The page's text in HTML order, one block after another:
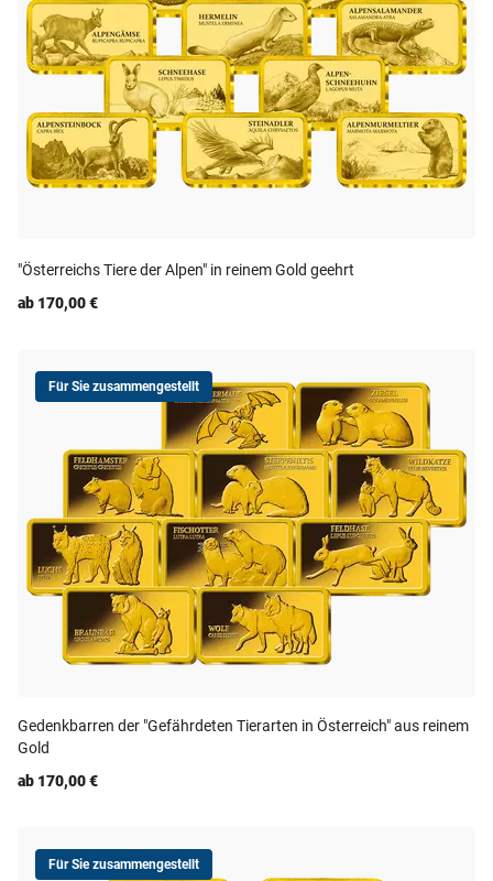
"Österreichs Tiere der Alpen" in reinem Gold geehrt
ab 170,00 €
Für Sie zusammengestellt
Gedenkbarren der "Gefährdeten Tierarten in Österreich" aus reinem
Gold
ab 170,00 €
Für Sie zusammengestellt